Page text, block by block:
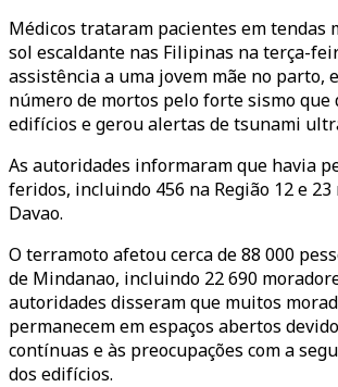
Médicos trataram pacientes em tendas
sol escaldante nas Filipinas na terça-
assistência a uma jovem mãe no parto,
número de mortos pelo forte sismo
edifícios e gerou alertas de tsunami
As autoridades informaram que havia
feridos, incluindo 456 na Região 12 e 23
Davao.
O terramoto afetou cerca de 88 000
de Mindanao, incluindo 22 690
autoridades disseram que muitos
permanecem em espaços abertos
contínuas e às preocupações com a
dos edifícios.